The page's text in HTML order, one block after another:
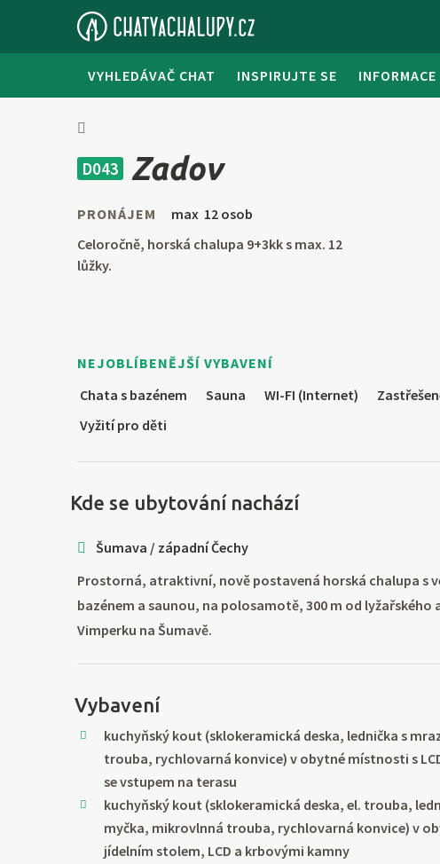
VYHLEDÁVAČ CHAT INSPIRUJTE SE INFORMACE
D043 Zadov
PRONÁJEM
max 12 osob
Celoročně, horská chalupa 9+3kk s max. 12
lůžky.
NEJOBLÍBENĚJŠÍ VYBAVENÍ
Chata s bazénem
Sauna WI-FI (Internet)
Vyžití pro děti
Kde se ubytování nachází
Šumava / západní Čechy
Prostorná, atraktivní, nově postavená horská chalupa s
bazénem a saunou, na polosamotě, 300 m od lyžařského
Vimperku na Šumavě.
Vybavení
kuchyňský kout (sklokeramická deska, lednička s
trouba, rychlovarná konvice) v obytné místnosti s
se vstupem na terasu
kuchyňský kout (sklokeramická deska, el. trouba,
myčka, mikrovlnná trouba, rychlovarná konvice) v
jídelním stolem, LCD a krbovými kamny